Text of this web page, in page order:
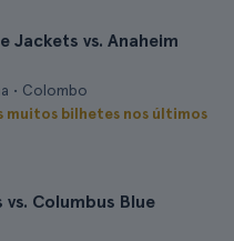
Jackets vs. Anaheim
• Colombo
muitos bilhetes nos últimos
Columbus Blue